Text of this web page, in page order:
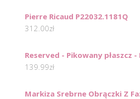
Pierre Ricaud P22032.1181Q
312.00zł
Reserved - Pikowany płaszcz -
139.99zł
Markiza Srebrne Obrączki Z